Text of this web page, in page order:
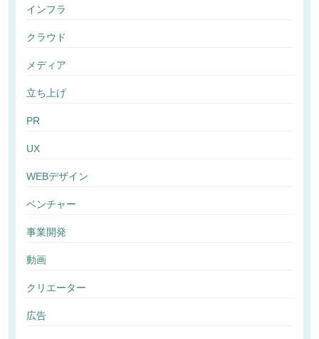
インフラ
クラウド
メディア
立ち上げ
PR
UX
WEBデザイン
ベンチャー
事業開発
動画
クリエーター
広告